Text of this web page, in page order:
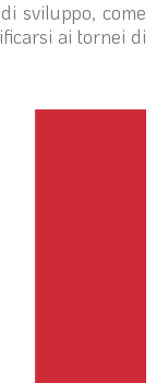
sviluppo, come
ai tornei di